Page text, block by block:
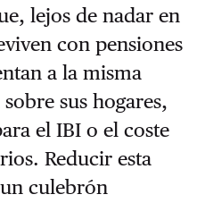
lejos de nadar en
con pensiones
a la misma
sus hogares,
el IBI o el coste
Reducir esta
culebrón